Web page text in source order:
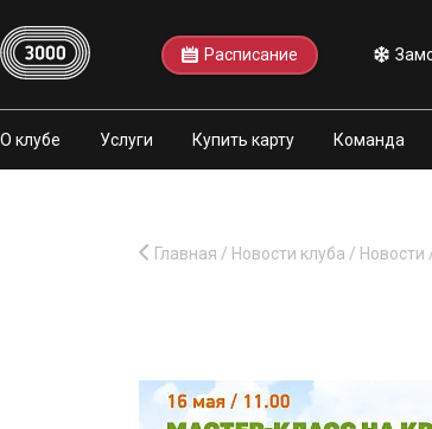
Расписание
О клубе Услуги Купить карту Команда
Главная / Новости клуба / Новости